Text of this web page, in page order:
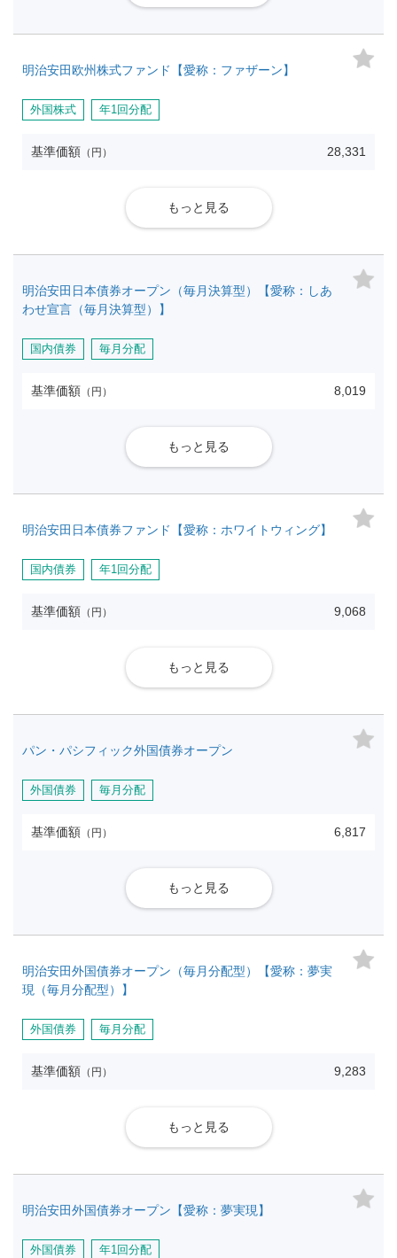
明治安田欧州株式ファンド【愛称：ファザーン】
外国株式 年1回分配
基準価額 （円） 28,331
もっと見る
明治安田日本債券オープン（毎月決算型）【愛称：しあ
わせ宣言（毎月決算型）】
国内債券 毎月分配
基準価額 （円） 8,019
もっと見る
明治安田日本債券ファンド【愛称：ホワイトウィング】
国内債券 年1回分配
基準価額 （円） 9,068
もっと見る
パン・パシフィック外国債券オープン
外国債券 毎月分配
基準価額 （円） 6,817
もっと見る
明治安田外国債券オープン（毎月分配型）【愛称：夢実
現（毎月分配型）】
外国債券 毎月分配
基準価額 （円） 9,283
もっと見る
明治安田外国債券オープン【愛称：夢実現】
外国債券 年1回分配